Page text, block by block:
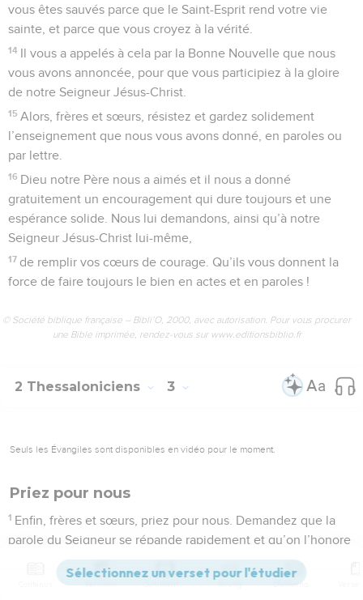
vous êtes sauvés parce que le Saint-Esprit rend votre vie
sainte, et parce que vous croyez à la vérité.
14 Il vous a appelés à cela par la Bonne Nouvelle que nous
vous avons annoncée, pour que vous participiez à la gloire
de notre Seigneur Jésus-Christ.
15 Alors, frères et sœurs, résistez et gardez solidement
l’enseignement que nous vous avons donné, en paroles ou
par lettre.
16 Dieu notre Père nous a aimés et il nous a donné
gratuitement un encouragement qui dure toujours et une
espérance solide. Nous lui demandons, ainsi qu’à notre
Seigneur Jésus-Christ lui-même,
17 de remplir vos cœurs de courage. Qu’ils vous donnent la
force de faire toujours le bien en actes et en paroles !
© Société biblique française – Bibli’O, 2000, avec autorisation. Pour vous procurer
une Bible imprimée, rendez-vous sur www.editionsbiblio.fr
2 Thessaloniciens 3
Seuls les Évangiles sont disponibles en vidéo pour le moment.
Priez pour nous
1 Enfin, frères et sœurs, priez pour nous. Demandez que la
parole du Seigneur se répande rapidement et qu’on l’honore
partout, comme on le fait chez vous.
Priez aussi pour que nous soyons libérés des gens mauvais
Versions Commentaires Strong